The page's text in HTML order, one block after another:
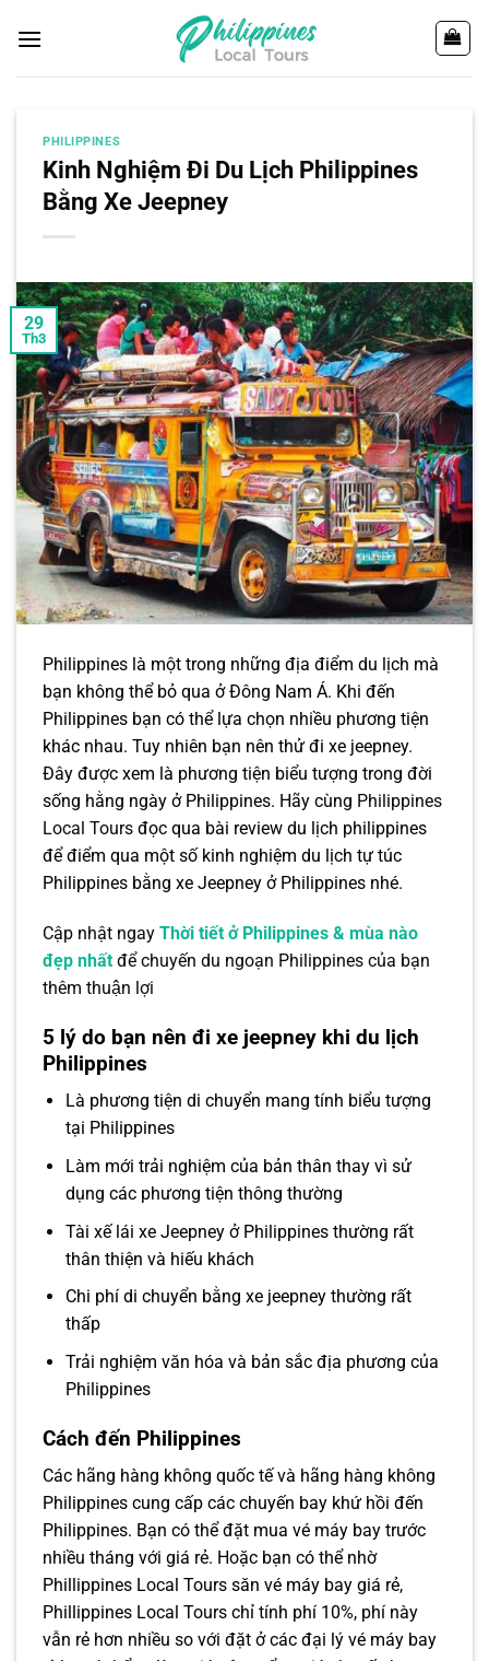
đến
PHILIPPINES
Kinh Nghiệm Đi Du Lịch Philippines
Bằng Xe Jeepney
29
Th3
Philippines là một trong những địa điểm du lịch mà
bạn không thể bỏ qua ở Đông Nam Á. Khi đến
Philippines bạn có thể lựa chọn nhiều phương tiện
khác nhau. Tuy nhiên bạn nên thử đi xe jeepney.
Đây được xem là phương tiện biểu tượng trong đời
sống hằng ngày ở Philippines. Hãy cùng Philippines
Local Tours đọc qua bài review du lịch philippines
để điểm qua một số kinh nghiệm du lịch tự túc
Philippines bằng xe Jeepney ở Philippines nhé.
Cập nhật ngay Thời tiết ở Philippines & mùa nào
đẹp nhất để chuyến du ngoạn Philippines của bạn
thêm thuận lợi
5 lý do bạn nên đi xe jeepney khi du lịch
Philippines
Là phương tiện di chuyển mang tính biểu tượng
tại Philippines
Làm mới trải nghiệm của bản thân thay vì sử
dụng các phương tiện thông thường
Tài xế lái xe Jeepney ở Philippines thường rất
thân thiện và hiếu khách
Chi phí di chuyển bằng xe jeepney thường rất
thấp
Trải nghiệm văn hóa và bản sắc địa phương của
Philippines
Cách đến Philippines
Các hãng hàng không quốc tế và hãng hàng không
Philippines cung cấp các chuyến bay khứ hồi đến
Philippines. Bạn có thể đặt mua vé máy bay trước
nhiều tháng với giá rẻ. Hoặc bạn có thể nhờ
Phillippines Local Tours săn vé máy bay giá rẻ,
Phillippines Local Tours chỉ tính phí 10%, phí này
vẫn rẻ hơn nhiều so với đặt ở các đại lý vé máy bay